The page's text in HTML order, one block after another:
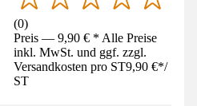
(0)
Preis — 9,90 € * Alle Preise
inkl. MwSt. und ggf. zzgl.
Versandkosten pro ST9,90 €*/
ST